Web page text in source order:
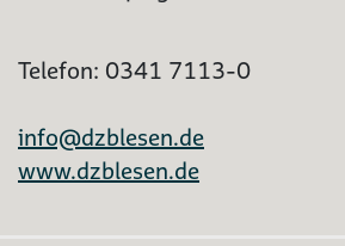
Telefon: 0341 7113-0
info@dzblesen.de
www.dzblesen.de